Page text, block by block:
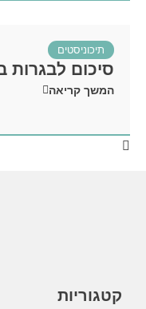
תיכוניסטים
סיכום לבגרות
המשך קריאה
קטגוריות